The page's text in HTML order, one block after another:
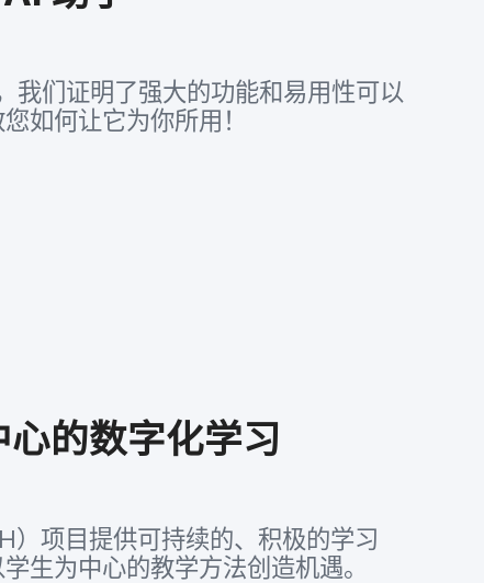
我们​证明​了​强大​的​功能​和​易用性​可以​
如何​让​它​为​你​所​用！
心​的​数字化​学习
）​项目​提供​可​持续​的、​积极​的​学习​
生​为​中心​的​教学​方法​创造​机遇。